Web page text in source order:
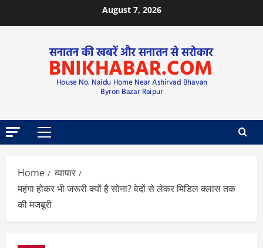
August 7, 2026
Home
व्यापार
महंगा होकर भी जरूरी क्यों है सोना? वेदों से लेकर मिडिल क्लास तक
की मजबूरी